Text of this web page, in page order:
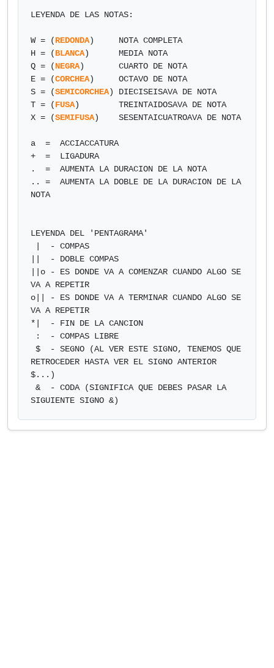
LEYENDA DE LAS NOTAS:
W = (REDONDA)     NOTA COMPLETA
H = (BLANCA)      MEDIA NOTA
Q = (NEGRA)       CUARTO DE NOTA
E = (CORCHEA)     OCTAVO DE NOTA
S = (SEMICORCHEA) DIECISEISAVA DE NOTA
T = (FUSA)        TREINTAIDOSAVA DE NOTA
X = (SEMIFUSA)    SESENTAICUATROAVA DE NOTA
a  =  ACCIACCATURA
+  =  LIGADURA
.  =  AUMENTA LA DURACION DE LA NOTA
.. =  AUMENTA LA DOBLE DE LA DURACION DE LA
NOTA
LEYENDA DEL 'PENTAGRAMA'
||  - DOBLE COMPAS
||o - ES DONDE VA A COMENZAR CUANDO ALGO SE
VA A REPETIR
o|| - ES DONDE VA A TERMINAR CUANDO ALGO SE
VA A REPETIR
*|  - FIN DE LA CANCION
RETROCEDER HASTA VER EL SIGNO ANTERIOR
$...)
SIGUIENTE SIGNO &)